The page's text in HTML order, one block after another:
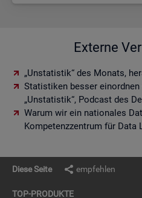
Externe
„Unstatistik“ des Monats,
Statistiken besser
„Unstatistik“, Podcast des
Warum wir ein nationales
Kompetenzzentrum für Data
Diese Seite empfehlen
TOP-PRO­DUK­TE